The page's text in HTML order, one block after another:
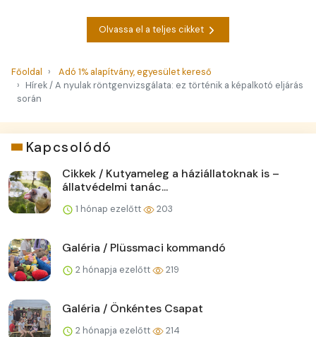
Olvassa el a teljes cikket
Főoldal
Adó 1% alapítvány, egyesület kereső
Hírek / A nyulak röntgenvizsgálata: ez történik a képalkotó eljárás
során
Kapcsolódó
Cikkek / Kutyameleg a háziállatoknak is –
állatvédelmi tanác...
1 hónap ezelőtt 203
Galéria / Plüssmaci kommandó
2 hónapja ezelőtt 219
Galéria / Önkéntes Csapat
2 hónapja ezelőtt 214